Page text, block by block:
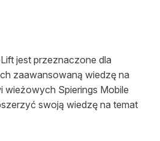
jest przeznaczone dla
zaawansowaną wiedzę na
wieżowych Spierings Mobile
swoją wiedzę na temat